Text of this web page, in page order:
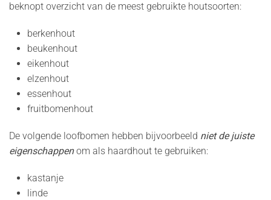
beknopt overzicht van de meest gebruikte houtsoorten:
berkenhout
beukenhout
eikenhout
elzenhout
essenhout
fruitbomenhout
De volgende loofbomen hebben bijvoorbeeld niet de juiste
eigenschappenom als haardhout te gebruiken:
kastanje
linde